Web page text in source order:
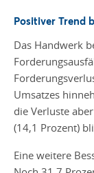
Positiver Trend
Das Handwerk
Umsatzes
die Verluste
(14,1 Prozent)
Eine weitere